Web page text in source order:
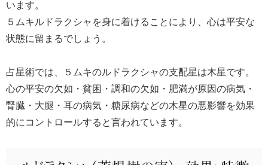
います。
５ムキルドラクシャを身に着けることにより、心は平安な
状態に留まるでしょう。
占星術では、５ムキのルドラクシャの支配星は木星です。
心の平安の欠如・貧困・調和の欠如・肥満が原因の病気・
腎臓・大腿・耳の病気・糖尿病などの木星の悪影響を効果
的にコントロールすると言われています。